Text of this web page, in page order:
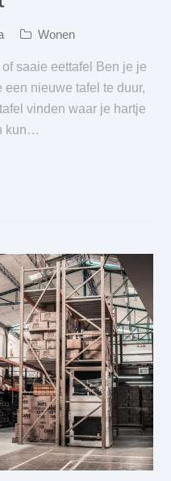
Wonen
saaie eettafel Ben je je
nieuwe tafel te duur,
vinden waar je hartje
kun…